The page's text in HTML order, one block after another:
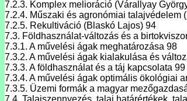
7.2.3. Komplex melioráció (Várallyay
7.2.4. Műszaki és agronómiai talajvédelem
7.2.5. Rekultiváció (Blaskó Lajos) 94
7.3. Földhasználat-változás és a
7.3.1. A művelési ágak meghatározása 98
7.3.2. A művelési ágak kialakulása és
7.3.3. A földhasználat és a táj kapcsolata 99
7.3.4. A művelési ágak optimális ökológiai
7.3.5. Üzemi formák a magyar